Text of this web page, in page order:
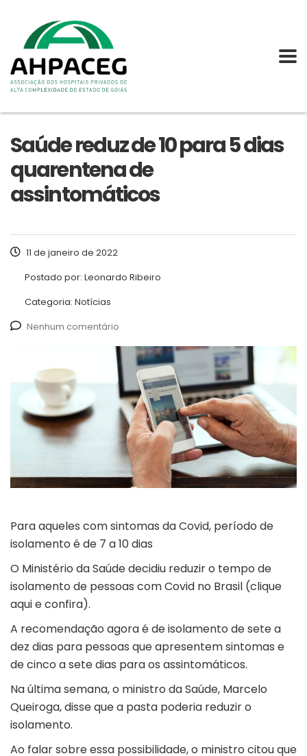
Saúde reduz de 10 para 5 dias
quarentena de
assintomáticos
11 de janeiro de 2022
Postado por: Leonardo Ribeiro
Categoria: Notícias
Nenhum comentário
Para aqueles com sintomas da Covid, período de
isolamento é de 7 a 10 dias
O Ministério da Saúde decidiu reduzir o tempo de
isolamento de pessoas com Covid no Brasil (clique
aqui e confira).
A recomendação agora é de isolamento de sete a
dez dias para pessoas que apresentem sintomas e
de cinco a sete dias para os assintomáticos.
Na última semana, o ministro da Saúde, Marcelo
Queiroga, disse que a pasta poderia reduzir o
isolamento.
Ao falar sobre essa possibilidade, o ministro citou que